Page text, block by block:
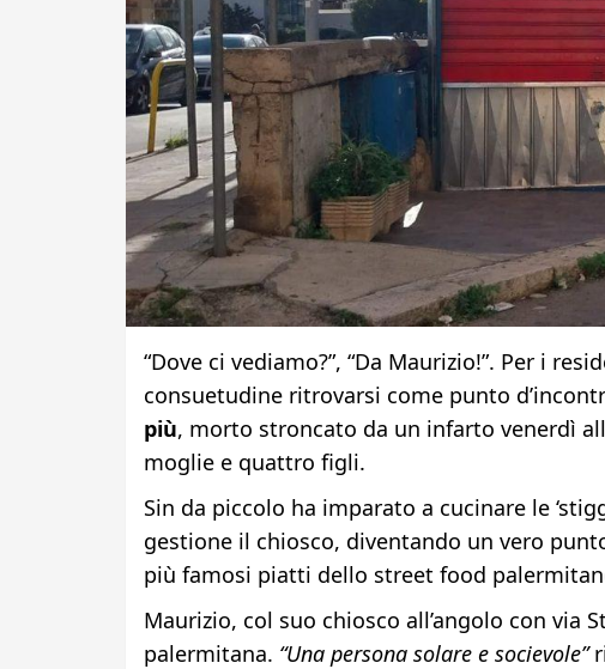
“Dove ci vediamo?”, “Da Maurizio!”. Per i
consuetudine ritrovarsi come punto
più, morto stroncato da un infarto venerdì
moglie e quattro figli.
Sin da piccolo ha imparato a cucinare le
gestione il chiosco, diventando un vero
più famosi piatti dello street food
Maurizio, col suo chiosco all’angolo con via
palermitana. “Una persona solare e socievole”